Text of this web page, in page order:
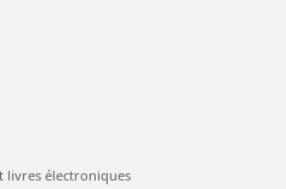
livres électroniques